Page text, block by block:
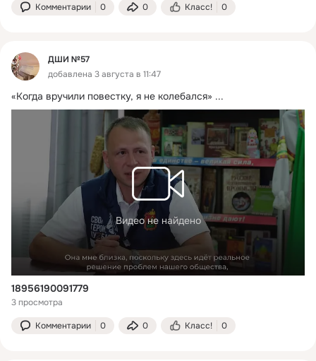
Комментарии 0 0 Класс! 0
ДШИ №57
добавлена 3 августа в 11:47
«Когда вручили повестку, я не колебался» ...
Видео не найдено
18956190091779
3 просмотра
Комментарии 0 0 Класс! 0